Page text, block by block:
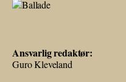
Ansvarlig redaktør:
Guro Kleveland